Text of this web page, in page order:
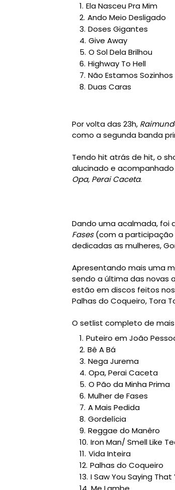
Ela Nasceu Pra Mim
Ando Meio Desligado
Doses Gigantes
Give Away
O Sol Dela Brilhou
Highway To Hell
Não Estamos Sozinhos
Duas Caras
Por volta das 23h,
como a segunda banda
Tendo hit atrás de hit, o
alucinado e
Opa, Perai Caceta.
Dando uma acalmada, foi
Fases(com a participação
dedicadas as mulheres,
Apresentando mais uma
sendo a última das novas
estão em discos feitos
Palhas do Coqueiro, Tora
O setlist completo de
Puteiro em João
Bê A Bá
Nega Jurema
Opa, Perai Caceta
O Pão da Minha Prima
Mulher de Fases
A Mais Pedida
Gordelícia
Reggae do Manêro
Iron Man/ Smell Like
Vida Inteira
Palhas do Coqueiro
I Saw You Saying